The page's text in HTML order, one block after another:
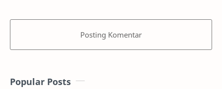
Posting Komentar
Popular Posts